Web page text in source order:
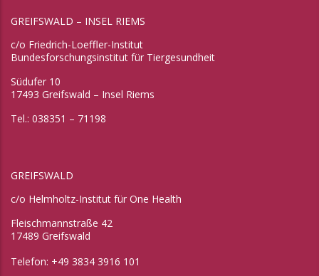
GREIFSWALD – INSEL RIEMS
c/o Friedrich-Loeffler-Institut
Bundesforschungsinstitut für Tiergesundheit
Südufer 10
17493 Greifswald – Insel Riems
Tel.: 038351 – 71198
GREIFSWALD
c/o Helmholtz-Institut für One Health
Fleischmannstraße 42
17489 Greifswald
Telefon: +49 3834 3916 101